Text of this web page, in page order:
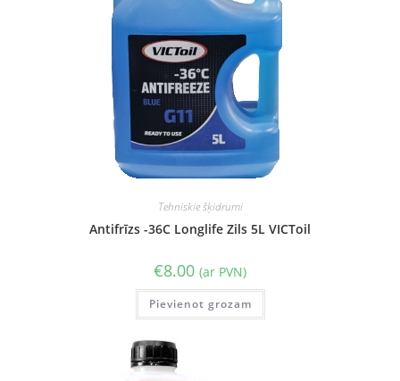
Tehniskie šķidrumi
Antifrīzs -36C Longlife Zils 5L VICToil
€8.00 (ar PVN)
Pievienot grozam